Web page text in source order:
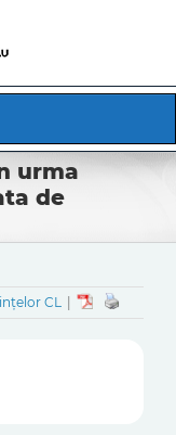
urma
de
CL